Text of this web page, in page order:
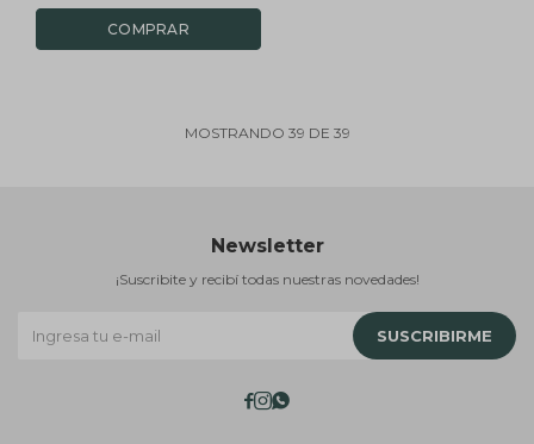
MOSTRANDO 39 DE 39
Newsletter
¡Suscribite y recibí todas nuestras novedades!
SUSCRIBIRME
